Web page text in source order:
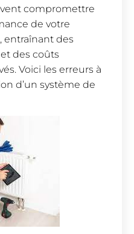
compromettre
de votre
entraînant des
des coûts
Voici les erreurs à
d’un système de